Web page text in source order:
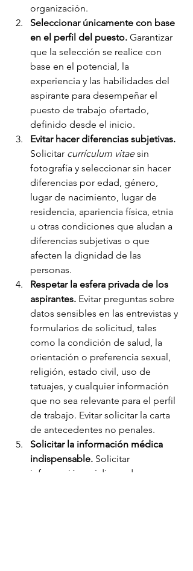
organización.
Seleccionar únicamente con base
en el perfil del puesto. Garantizar
que la selección se realice con
base en el potencial, la
experiencia y las habilidades del
aspirante para desempeñar el
puesto de trabajo ofertado,
definido desde el inicio.
Evitar hacer diferencias subjetivas.
Solicitar currículum vitae sin
fotografía y seleccionar sin hacer
diferencias por edad, género,
lugar de nacimiento, lugar de
residencia, apariencia física, etnia
u otras condiciones que aludan a
diferencias subjetivas o que
afecten la dignidad de las
personas.
Respetar la esfera privada de los
aspirantes. Evitar preguntas sobre
datos sensibles en las entrevistas y
formularios de solicitud, tales
como la condición de salud, la
orientación o preferencia sexual,
religión, estado civil, uso de
tatuajes, y cualquier información
que no sea relevante para el perfil
de trabajo. Evitar solicitar la carta
de antecedentes no penales.
Solicitar la información médica
indispensable. Solicitar
información médica o de